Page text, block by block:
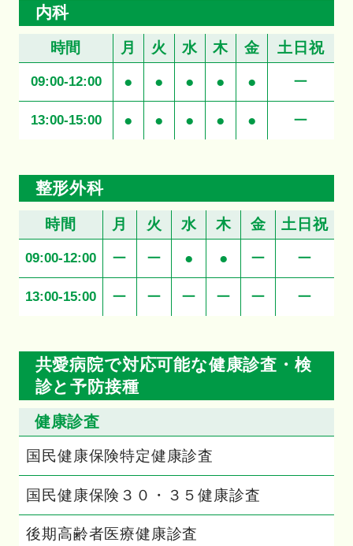
内科
時間 月 火 水 木 金 土日祝
09:00-12:00 ● ● ● ● ● ー
13:00-15:00 ● ● ● ● ● ー
整形外科
時間 月 火 水 木 金 土日祝
09:00-12:00 ー ー ● ● ー ー
13:00-15:00 ー ー ー ー ー ー
共愛病院で対応可能な健康診査・検
診と予防接種
健康診査
国民健康保険特定健康診査
国民健康保険３０・３５健康診査
後期高齢者医療健康診査